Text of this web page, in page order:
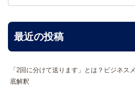
最近の投稿
「2回に分けて送ります」とは？ビジネス
底解釈